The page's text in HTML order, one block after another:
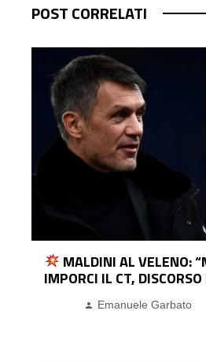
POST CORRELATI
MALDINI AL VELENO:
IMPORCI IL CT,
Emanuele Garbato